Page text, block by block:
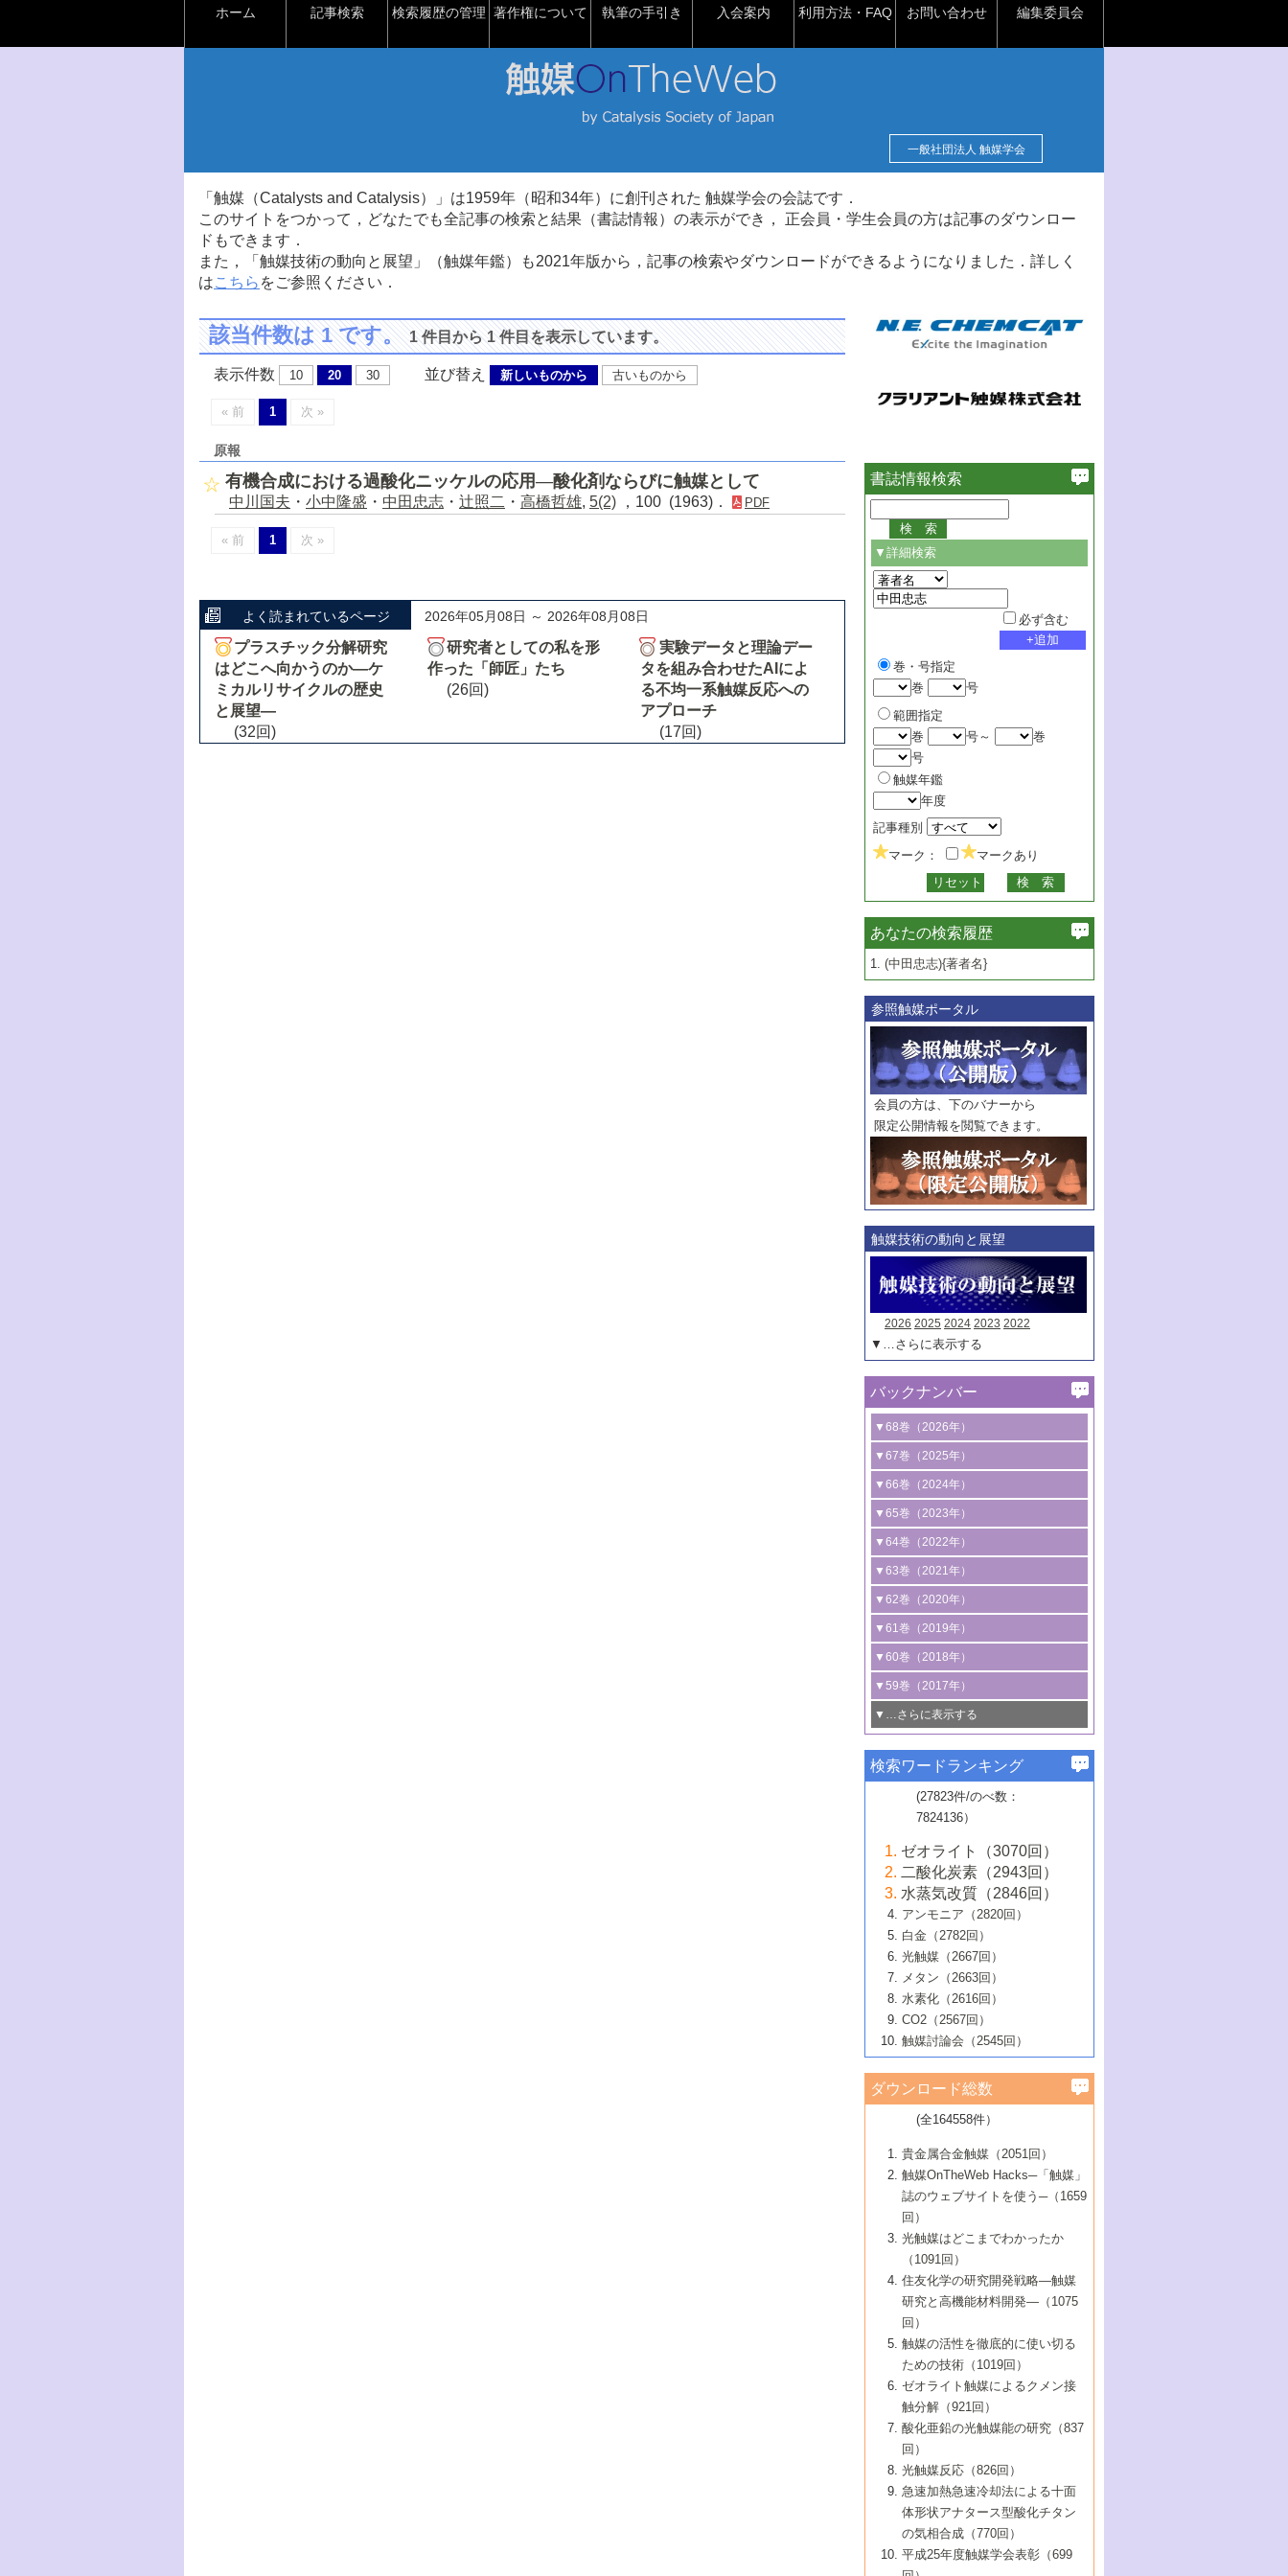
ホーム 記事検索 検索履歴の管理 著作権について 執筆の手引き 入会案内 利用方法・FAQ お問い合わせ 編集委員会
一般社団法人 触媒学会
「触媒（Catalysts and Catalysis）」は1959年（昭和34年）に創刊された 触媒学会の会誌です．
このサイトをつかって，どなたでも全記事の検索と結果（書誌情報）の表示ができ， 正会員・学生会員の方は記事のダウンロー
ドもできます．
また，「触媒技術の動向と展望」（触媒年鑑）も2021年版から，記事の検索やダウンロードができるようになりました．詳しく
はこちら をご参照ください．
該当件数は 1 です。1 件目から 1 件目を表示しています。
表示件数 10 20 30 並び替え 新しいものから 古いものから
« 前 1 次 »
原報
有機合成における過酸化ニッケルの応用―酸化剤ならびに触媒として
中川国夫 ・ 小中隆盛 ・ 中田忠志 ・ 辻照二 ・ 高橋哲雄, 5(2) ，100 (1963)． PDF
« 前 1 次 »
よく読まれているページ 2026年05月08日 ～ 2026年08月08日
プラスチック分解研究
はどこへ向かうのか―ケ
ミカルリサイクルの歴史
と展望―
(32回)
研究者としての私を形
作った「師匠」たち
(26回)
実験データと理論デー
タを組み合わせたAIによ
る不均一系触媒反応への
アプローチ
(17回)
書誌情報検索
▼詳細検索
必ず含む
巻・号指定
巻
号
範囲指定
巻
号～
巻
号
触媒年鑑
年度
記事種別
マーク：
マークあり
あなたの検索履歴
1. (中田忠志){著者名}
参照触媒ポータル
会員の方は、下のバナーから
限定公開情報を閲覧できます。
触媒技術の動向と展望
2026 2025 2024 2023 2022
▼…さらに表示する
バックナンバー
▼68巻（2026年）
1号 過酸化水素合成に関する研究動向
2号 コンピューター技術により加速する
触媒開発
3号 有機分子変換やCO 資源化のための
光触媒に関する最近の研究
B号 第137回触媒討論会（2026年）
▼67巻（2025年）
1号 CO
水素化によるグリーン燃料/グリ
ーンケミカル製造
2号 水素製造のための水分解技術に関す
る最近の研究
3号 オレフィン系樹脂の精密合成に関す
る最新技術
4号 アルコール類の効率的変換を実現す
る非貴金属触媒の研究動向
5号 ゼオライトの合成と応用における研
究動向
6号 ヘテロ接合界面
B号 第135回触媒討論会（2025年）
▼66巻（2024年）
1号 低次元ナノ構造を有する触媒材料
2号 規制反応場を活用した固体触媒研究
の新展開
3号 未踏分子変換を目指した酸化触媒プ
ロセスの最前線
4号 シンクロトロン放射光および中性子
線を利用した触媒解析技術の最先端
5号 単原子触媒
6号 参照触媒委員会からのお知らせ
B号 第133回触媒討論会（2023年）
▼65巻（2023年）
1号 炭素が関わる触媒機能
2号 プラスチックケミカルリサイクルの
ための触媒技術
3号 非酸化物系金属化合物を基盤とした
触媒材料の開発
4号 格子酸素・格子酸素欠陥を利用した
触媒反応
5号 生体触媒によるエネルギー変換反応
6号 窒素とリンの循環のための触媒・機
能性材料
▼64巻（2022年）
1号 合成ガス製造とCOを用いるケミカル
ズ合成の最新動向
2号 化学品合成のための合金触媒開発
3号 CO の排出削減および有効活用のた
めの触媒技術
4号 若手による情報発信企画～とびたて
若き触媒の研究者たち～（1）
若き触媒の研究者たち～（2）
6号 石油のノーブル・ユースを志向した
触媒技術
大学：オンライン・対面開催）
▼63巻（2021年）
1号 金触媒の新展開
2号 ペロブスカイト
3号 特殊反応場を利用した触媒的分子変
換反応
4号 多孔質材料を用いた触媒の新展開
5号 情報学的手法を用いた触媒開発
6号 カーボンニュートラルに向けた電解
技術
B号 第127回触媒討論会（2021年・オン
ライン開催(Zoom)のみ）
▼62巻（2020年）
1号 触媒設計を拓く欠陥構造のキャラク
タリゼーション
2号 機能化学品製造に資するクリーンな
触媒的酸化反応
3号 水処理のための触媒化学
4号 光触媒を用いた水分解の最新の研究
動向
5号 次世代の触媒プロセスを支えるマイ
6号 メタン転換技術の最新動向
B号 第125回触媒討論会（2020年・工学
院大学）
▼61巻（2019年）
1号 物質移動制御に着目した触媒プロセ
ス開発
2号 CO2 フリー水素サプライチェーンに
関わる触媒開発動向
3号 精密高分子合成に関する最近の研究
動向
4号 バイオマス化成品製造のための触媒
5号 固体触媒による含窒素有機化合物変
換の最前線
6号 貴金属使用量低減に向けた自動車排
ガス浄化触媒の開発
B号 第123回触媒討論会（2019年・大阪
▼60巻（2018年）
1号 固体酸触媒の最新の研究動向
2号 二酸化炭素からの有用化学品合成
3号 ナノ粒子・クラスター触媒の最前線
4号 60周年記念企画
5号 進化するゼオライト合成技術
6号 非貴金属系触媒における電気化学的
B号 第121回触媒討論会（2018年・東京
大学）
▼59巻（2017年）
1号 いたるところに，触媒
最先端技術
3号 無機分離膜材料の開発と触媒反応プ
ロセスへの適用
5号 水素のふるまいを解き明かす最先端
研究
6号 低級アルカンの有効利用のための触
媒技術
B号 第119回触媒討論会（2017年・首都
大学東京）
▼…さらに表示する
1号 ユニークな構造の高分子を生み出す触
2号 リグニンからの化成品製造に向けた触
媒技術
3号 触媒研究の最先端～とびたて若き研究
者たち～（1）
4号 触媒研究の最先端～とびたて若き研究
者たち～（2）
5号 触媒研究の最先端～とびたて若き研究
者たち～（3）
6号 イオニクス材料と燃料電池・電解合成
の最新の研究動向
B号 第117回触媒討論会（2016年・大阪府
立大学）
▼57巻（2015年）
1号 水素キャリアにかかわる触媒技術の新
2号 石油精製用触媒の最近の進展
3号 固体酸化物形燃料電池（SOFC）におけ
るアノード触媒上での燃料直接改質技術
4号 コアシェル構造の制御による触媒機能
5号 工業触媒およびその周辺技術の最近の
進歩
6号 ナノシート
B号 第115回触媒討論会（2015年・成蹊大
▼56巻（2014年）
2号 光触媒反応機構に関する最新の研究動
向
開発動向
4号 人工光合成に向けた近年のアプローチ
5号 未利用熱エネルギーの有効活用に貢献
する触媒技術
6号 ポリオキソメタレート
B号 第113回触媒討論会（2014年・ロワジ
ールホテル豊橋）
1号 高耐久性燃料電池システム用触媒にお
ける新展開
2号 リビングラジカル重合の最近の動向
3号 天然ガスの化学工業的展開に関する触
媒技術
4号 貴金属触媒の精密構造制御とその活用
5号 バイオマス化成品製造のための固体触
6号 ナノ空間─吸着状態解析から新機能開拓
B号 第111回触媒討論会（2013年・関西大
▼54巻（2012年）
1号 規則性多孔体の利用技術における最近
の進歩
2号 第109回触媒討論会
3号 貴金属低減技術の最新動向
4号 貴金属代替技術の最新動向
5号 光触媒による物質変換反応の新展開
6号 グラフェン
7号 水素を利用する化成品合成の新潮流
▼53巻（2011年）
1号 金属学から見る合金触媒の新展開
2号 第107回触媒討論会
3号 触媒のその場観察法の進歩（１）
4号 触媒のその場観察法の進歩（２）
5号 不活性結合の触媒的活性化による有機
合成
6号 新しい固体酸触媒技術
7号 ゼオライト合成における最近の進歩
▼52巻（2010年）
1号 触媒の劣化対策と長寿命触媒開発
2号 第105回触媒討論会
3号 ナノ構造が拓く新機能
4号 活性サイトおよびその環境の精密な設
計による触媒の高機能化
5号 触媒を有効に使うための技術
7号 有機分子触媒による精密有機合成
8号 高機能化ポリオレフィンに向けた重合
触媒の最近の進展
1号 炭素材料－熱い注目を集める材料－
2号 第103回触媒討論会
3号 環境浄化用光触媒の現状と課題
4号 水素社会の実現に向けた水素製造・貯
蔵技術の進歩
5号 CO2が関わる触媒・材料
7号 持続可能社会実現のための触媒および
触媒関連技術
▼50巻（2008年）
1号 触媒化学と学会のこの10年，半世紀，
そして未来
2号 第101回触媒討論会
4号 錯体を利用したユニークな表面構造の
構築と機能
5号 若手会員による触媒研究の未来展望1：
企業編
6号 第102回触媒討論会
7号 触媒・化学反応における計算化学の進
8号 若手研究者による触媒研究の未来展望
2：大学・研究所編
▼49巻（2007年）
1号 含フッ素化合物の合成と触媒
2号 第99回触媒討論会
3号 実用的ファインケミカル合成プロセス
を実現する触媒
5号 こんな物質，あんな物質―新たな触媒
の可能性―
7号 『結晶の化学』を活かした触媒研究
8号 イオン液体の応用
▼48巻（2006年）
1号 固体酸触媒の最近の進歩
2号 第97回触媒討論会
3号 リビング重合触媒の最近の展開
5号 水素製造・貯蔵のための触媒技術の新
しい展開
6号 第98回触媒討論会
7号 基礎化学品製造の触媒技術
8号 多機能型リアクター
1号 最近の触媒担体とその効果
2号 第95回触媒討論会
4号 水分解用光触媒材料
5号 時間分解分光の進歩と応用
6号 第96回触媒討論会
8号 超臨界流体を用いた化学プロセスの新
▼46巻（2004年）
1号 部分酸化反応触媒の最前線
2号 第93回触媒討論会
3号 特殊エネルギー場の触媒反応
4号 生体内における金属の触媒作用
5号 ファインケミカルズの展開に寄与する
6号 第94回触媒討論会
7号 サブナノレベルでみた新しい表面現象
8号 オレフィン重合触媒の新たな展
▼45巻（2003年）
1号 なぜこの触媒が良いのか？
2号 第91回触媒討論会
3号 最近の自動車排ガス処理技術
4号 触媒研究の現状と将来─第90回触媒討論
5号 基礎化学品製造の触媒技術
6号 第92回触媒討論会
7号 基礎化学品製造の触媒技術
8号 資源の循環と触媒技術
▼44巻（2002年）
1号 高次制御された触媒の化学
2号 第89回触媒討論会
3号 触媒を利用した電気化学の新展開
4号 ナノ材料の調製と機能化
5号 こんな触媒が欲しい
6号 第90回触媒討論会
7号 触媒研究と学術雑誌/情報
8号 若い世代からみた触媒化学の現状と未
▼43巻（2001年）
1号 グリーンケミストリーと触媒
2号 第87回触媒討論会特集号
3号 生体触媒とバイオプロセス
4号 水素製造・利用の触媒化学
5号 触媒研究における新しい切り口：コン
ビナトリアルケミストリー
6号 第88回触媒討論会特集号
7号 企業における触媒研究のブレークスル
8号 この材料を触媒として使ってみません
▼42巻（2000年）
1号 触媒反応工学の明日を拓く
2号 第85回触媒討論会
3号 反応ダイナミクス
5号 触媒のおもしろさをどのように伝える
6号 第86回触媒討論会
7号 水素化精製触媒の新しい展開
8号 新しい反応性と機能性を目指した金属
クラスタ-化学
▼41巻（1999年）
1号 孔、穴、あな?-特異な空間とその利用-
2号 第83回触媒討論会
3号 均一系触媒反応最前線
4号 実用炭素材料の新展開
5号 研究の方法論を考える
7号 機能性金属材料と触媒
8号 触媒研究へのNMRの応用と展望
▼40巻（1998年）
進展と21世紀への提言/創立40周年記念・触
媒学会この10年の歩みとこれから/創立40周
2号 第81回触媒討論会
3号 計算機触媒化学へのさそい
4号 触媒劣化の制御と予測
5号 最新の実用プロセスと触媒
6号 第82回触媒討論会
7号 ナノ構造体の化学
8号 あの反応は今
1号 均一系と不均一系触媒反応-その特徴と
接点
2号 第79回触媒討論会
3号 最新NO除去触媒の実用化研究
4号 新しい反応場を目指した触媒調製
5号 反応・分離技術の新しい展開
6号 第80回触媒討論会
8号 AFMでみる世界
▼38巻（1996年）
1号 触媒の構造と触媒作用/C1化学を中心と
する21世紀への触媒
3号 オリンピックメダル:金・銀・銅はどん
な触媒作用を示すか
4号 触媒作用における機能の複合化
5号 未来を拓け！若手研究者
6号 第78回触媒討論会
7号 ダイナミックな領域への触媒研究の展
開/C1化学を中心とする21世紀への触媒
▼37巻（1995年）
1号 ファインケミカルズと固体触媒
2号 第75回触媒討論会
3号 希土類を利用した触媒
4号 触媒とリサイクル
5号 エネルギー変換触媒
6号 第76回触媒討論会
7号 表面吸着相の新しい展開
8号 マイクロポーラス・クリスタル触媒の
▼36巻（1994年）
1号 電気化学と触媒
2号 第73回触媒討論会
3号 C4化学の展開
4号 《通常号》
5号 《通常号》
6号 第74回触媒討論会
▼35巻（1993年）
1号 工業触媒開発マニュアル―探索から工
業化まで
2号 第71回触媒討論会
3号 研究開発のうらおもて―着想と展開
4号 触媒劣化と寿命の予測
5号 環境に優しい触媒
▼34巻（1992年）
1号 インパクトを与えたこの研究
2号 第69回触媒討論会
3号 ケミカルズ合成触媒―新しい展開と応
▼33巻（1991年）
1号 触媒プロセス開発マニュアル―探索か
ら工業化まで，知っておきたいこと PartII
2号 第67回触媒討論会
▼32巻（1990年）
1号 21世紀に向けて触媒研究の飛躍をめざ
す―触媒化学の裾野を広げよう
2号 第65回触媒討論会
▼31巻（1989年）
1号 情報科学と反応設計・材料設計
▼30巻（1988年）
検索ワードランキング
(27823件/のべ数：
7824136）
ゼオライト（3070回）
二酸化炭素（2943回）
水蒸気改質（2846回）
アンモニア（2820回）
白金（2782回）
光触媒（2667回）
メタン（2663回）
水素化（2616回）
CO2（2567回）
触媒討論会（2545回）
ダウンロード総数
(全164558件）
貴金属合金触媒（2051回）
触媒OnTheWeb Hacks─「触媒」
誌のウェブサイトを使う─（1659
回）
光触媒はどこまでわかったか
（1091回）
住友化学の研究開発戦略―触媒
研究と高機能材料開発―（1075
回）
触媒の活性を徹底的に使い切る
ための技術（1019回）
ゼオライト触媒によるクメン接
触分解（921回）
酸化亜鉛の光触媒能の研究（837
回）
光触媒反応（826回）
急速加熱急速冷却法による十面
体形状アナタース型酸化チタン
の気相合成（770回）
平成25年度触媒学会表彰（699